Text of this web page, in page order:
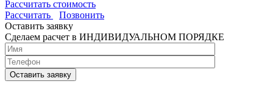
Рассчитать стоимость
Рассчитать
Позвонить
Оставить заявку
Сделаем расчет в ИНДИВИДУАЛЬНОМ ПОРЯДКЕ